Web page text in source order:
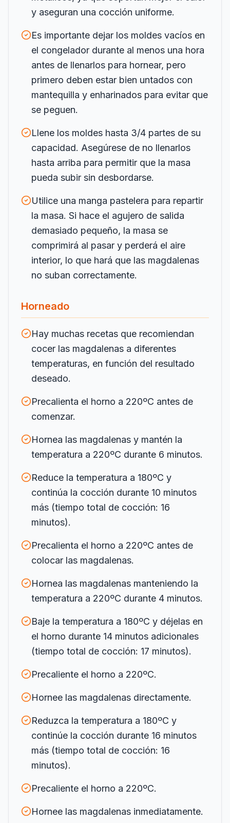
y aseguran una cocción uniforme.
Es importante dejar los moldes vacíos en
el congelador durante al menos una hora
antes de llenarlos para hornear, pero
primero deben estar bien untados con
mantequilla y enharinados para evitar que
se peguen.
Llene los moldes hasta 3/4 partes de su
capacidad. Asegúrese de no llenarlos
hasta arriba para permitir que la masa
pueda subir sin desbordarse.
Utilice una manga pastelera para repartir
la masa. Si hace el agujero de salida
demasiado pequeño, la masa se
comprimirá al pasar y perderá el aire
interior, lo que hará que las magdalenas
no suban correctamente.
Horneado
Hay muchas recetas que recomiendan
cocer las magdalenas a diferentes
temperaturas, en función del resultado
deseado.
Precalienta el horno a 220ºC antes de
comenzar.
Hornea las magdalenas y mantén la
temperatura a 220ºC durante 6 minutos.
Reduce la temperatura a 180ºC y
continúa la cocción durante 10 minutos
más (tiempo total de cocción: 16
minutos).
Precalienta el horno a 220ºC antes de
colocar las magdalenas.
Hornea las magdalenas manteniendo la
temperatura a 220ºC durante 4 minutos.
Baje la temperatura a 180ºC y déjelas en
el horno durante 14 minutos adicionales
(tiempo total de cocción: 17 minutos).
Precaliente el horno a 220ºC.
Hornee las magdalenas directamente.
Reduzca la temperatura a 180ºC y
continúe la cocción durante 16 minutos
más (tiempo total de cocción: 16
minutos).
Precaliente el horno a 220ºC.
Hornee las magdalenas inmediatamente.